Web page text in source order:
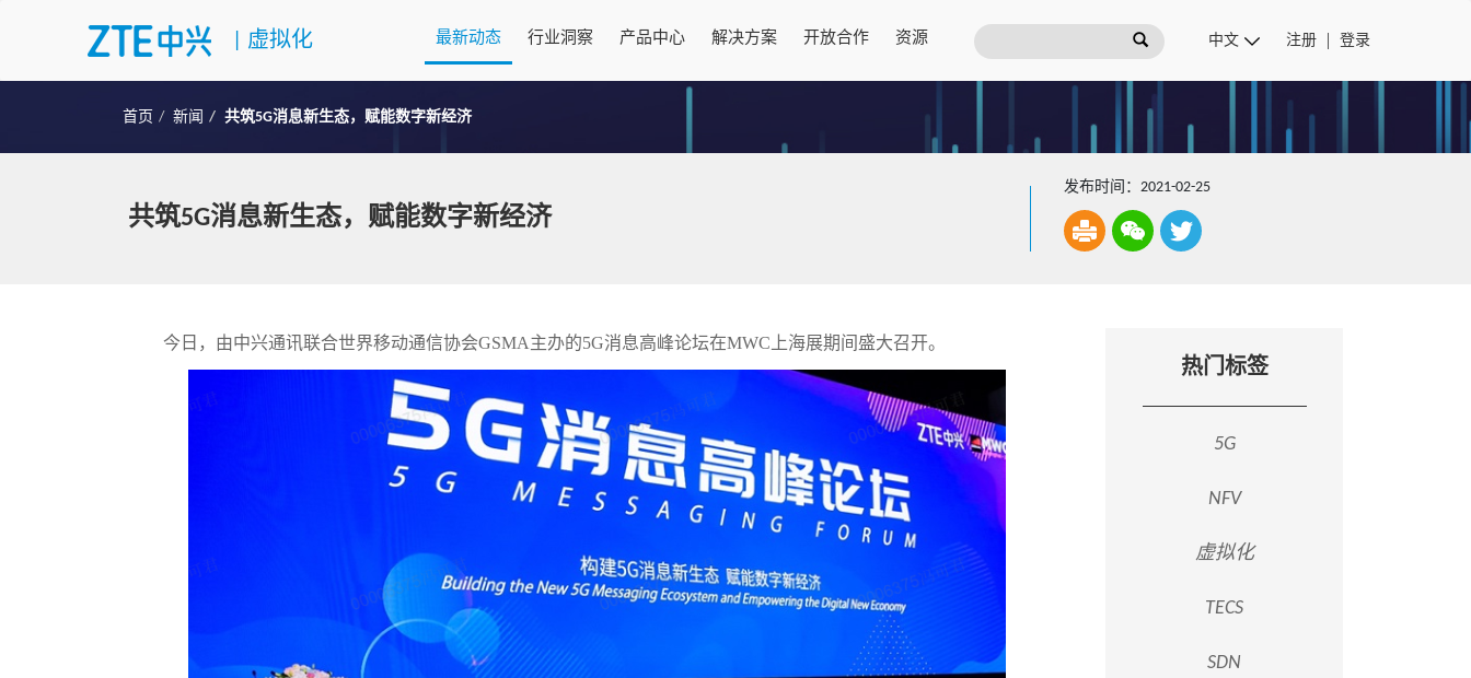
虚拟化 最新动态 行业洞察 产品中心 解决方案 开放合作 资源 注册 登录
首页 新闻 共筑5G消息新生态，赋能数字新经济
共筑5G消息新生态，赋能数字新经济
发布时间：2021-02-25
今日，由中兴通讯联合世界移动通信协会GSMA主办的5G消息高峰论坛在MWC上海展期间盛大召开。
热门标签
5G
NFV
虚拟化
TECS
SDN